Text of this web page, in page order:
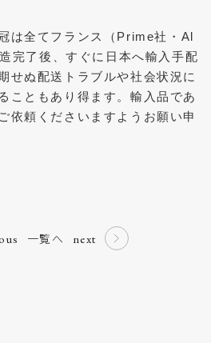
全てフランス（Prime社・Al
完了後、すぐに日本へ輸入手配
せぬ配送トラブルや社会状況に
こともあり得ます。輸入品であ
依頼くださいますようお願い申
一覧へ next